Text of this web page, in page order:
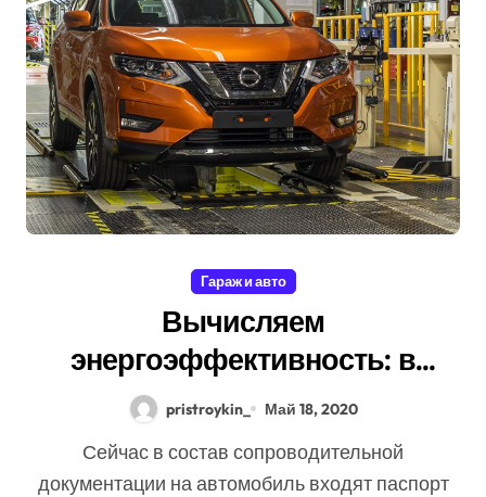
Гараж и авто
Вычисляем
энергоэффективность: в
России на один
автомобильный документ
станет больше
pristroykin_ Май 18, 2020
Сейчас в состав сопроводительной
документации на автомобиль входят паспорт